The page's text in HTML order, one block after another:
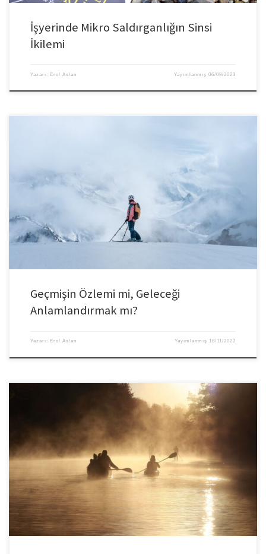
İşyerinde Mikro Saldırganlığın Sinsi
İkilemi
Yazarı: Erol Aslan Yayımlanmış06/09/2023
Kulağa biraz abartılı gelebilir ama özellikle bir kısım yöneticinin zihinleri şu
dönemlerde oldukça karışık, çelişkili ve tehlikelerle dolu. Ekip içinde öne
atılmak, baskınlık ve üstünlük sağlamak için kendi içlerinde bir yarış
içindeler. Çoğu zaman sahte bir yaklaşım, içgüdüsel olarak işleyen bir çarkın
üzerine pervasızca bindiriliyor. Hem de zihinsel ve/veya […]
Geçmişin Özlemi mi, Geleceği
Anlamlandırmak mı?
Yazarı: Erol Aslan Yayımlanmış 18/11/2022
Şirketler, daha önce hiç olmadığı kadar hızlı hareket eden dönüşümler
yaşıyor ve bizler de benzeri görülmemiş bir belirsizlik ve değişim döneminin
içindeyiz. Dönem, kararlılıkla hareket eden ve ekipteki diğer kişilere örnek
oluştururken ihtiyaçları yeniden önceliklendiren liderlerin dönemi. Bazen
bu koşullar ve zorluklar, en deneyimli liderleri bile yeteneklerinin sınırlarına
zorlayabilir. Dolayısıyla […]